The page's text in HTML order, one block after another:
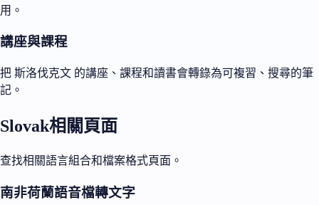
用。
講座與課程
把 斯洛伐克文 的講座、課程和讀書會轉錄為可複習、搜尋的筆
記。
Slovak相關頁面
查找相關語言組合和檔案格式頁面。
南非荷蘭語音檔轉文字